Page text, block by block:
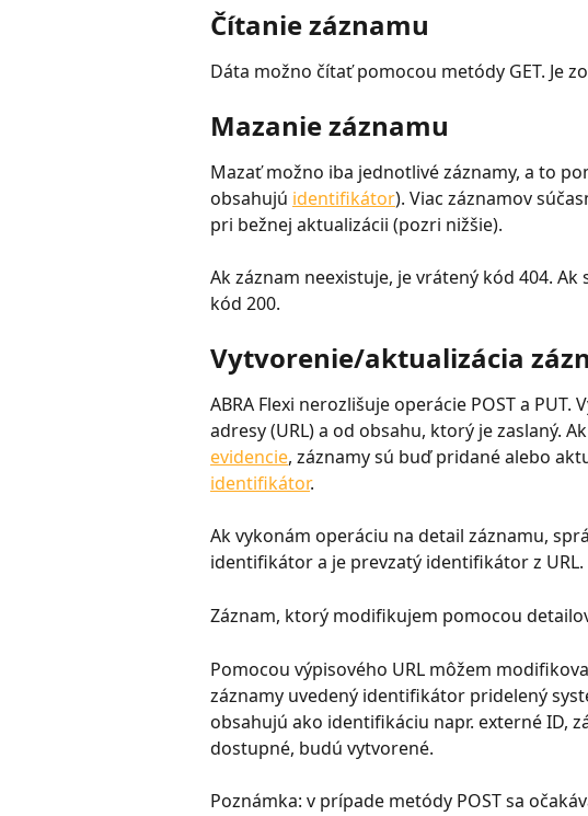
Čítanie záznamu
Dáta možno čítať pomocou metódy GET. Je
Mazanie záznamu
Mazať možno iba jednotlivé záznamy, a to
obsahujú identifikátor). Viac záznamov
pri bežnej aktualizácii (pozri nižšie).
Ak záznam neexistuje, je vrátený kód 404.
kód 200.
Vytvorenie/aktualizácia
ABRA Flexi nerozlišuje operácie POST a PUT.
adresy (URL) a od obsahu, ktorý je zaslaný.
evidencie, záznamy sú buď pridané alebo
identifikátor.
Ak vykonám operáciu na detail záznamu,
identifikátor a je prevzatý identifikátor z URL.
Záznam, ktorý modifikujem pomocou
Pomocou výpisového URL môžem
záznamy uvedený identifikátor pridelený
obsahujú ako identifikáciu napr. externé ID,
dostupné, budú vytvorené.
Poznámka: v prípade metódy POST sa